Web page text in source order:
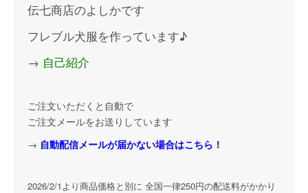
伝七商店のよしかです
フレブル犬服を作っています♪
→ 自己紹介
ご注文いただくと自動で
ご注文メールをお送りしています
→ 自動配信メールが届かない場合はこちら！
2026/2/1より商品価格と別に 全国一律250円の配送料がかかり